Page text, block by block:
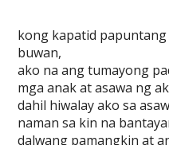
kong kapatid
buwan,
ako na ang tumayong
mga anak at asawa ng
dahil hiwalay ako sa
naman sa kin na
dalwang pamangkin at